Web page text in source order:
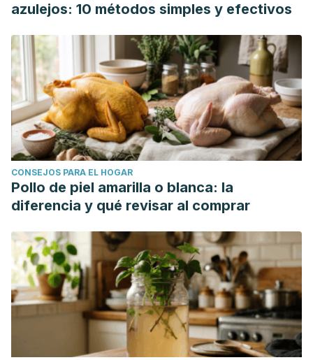
azulejos: 10 métodos simples y efectivos
CONSEJOS PARA EL HOGAR
Pollo de piel amarilla o blanca: la
diferencia y qué revisar al comprar